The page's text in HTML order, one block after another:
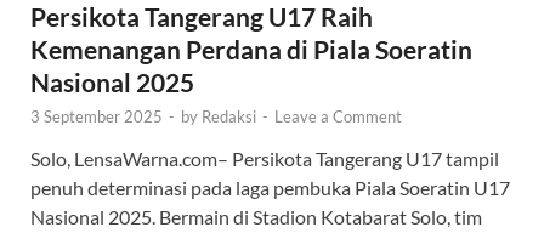
Persikota Tangerang U17 Raih
Kemenangan Perdana di Piala Soeratin
Nasional 2025
3 September 2025 - by Redaksi - Leave a Comment
Solo, LensaWarna.com– Persikota Tangerang U17 tampil
penuh determinasi pada laga pembuka Piala Soeratin U17
Nasional 2025. Bermain di Stadion Kotabarat Solo, tim